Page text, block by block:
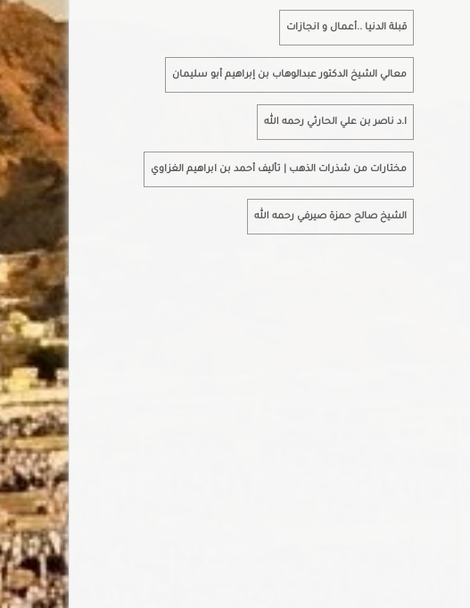
قبلة الدنيا ..أعمال و انجازات
معالي الشيخ الدكتور عبدالوهاب بن إبراهيم أبو سليمان
ا.د ناصر بن علي الحارثي رحمه الله
مختارات من شذرات الذهب | تأليف أحمد بن ابراهيم الغزاوي
الشيخ صالح حمزة صيرفي رحمه الله